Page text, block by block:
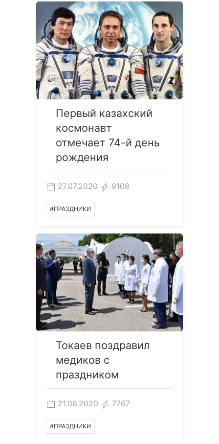
Первый казахский
космонавт
отмечает 74-й день
рождения
27.07.2020 9108
#ПРАЗДНИКИ
Токаев поздравил
медиков с
праздником
21.06.2020 7767
#ПРАЗДНИКИ